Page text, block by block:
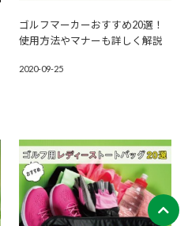
ゴルフマーカーおすすめ20選！
使用方法やマナーも詳しく解説
2020-09-25